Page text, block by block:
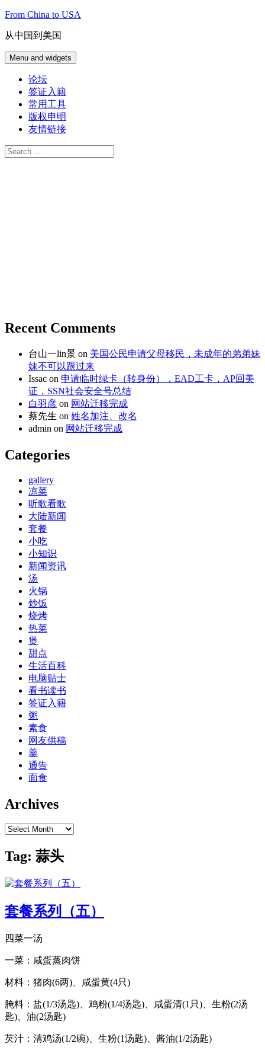
Skip
content
From China to USA
从中国到美国
Menu and widgets
论坛
签证入籍
常用工具
版权申明
友情链接
Search
for:
Recent Comments
台山一lin景 on 美国公民申请父母移民，未成年的弟弟妹
妹不可以跟过来
Issac on 申请临时绿卡（转身份），EAD工卡，AP回美
证，SSN社会安全号总结
白羽彦 on 网站迁移完成
蔡先生 on 姓名加注、改名
admin on 网站迁移完成
Categories
gallery
凉菜
听歌看歌
大陆新闻
套餐
小吃
小知识
新闻资讯
汤
火锅
炒饭
烧烤
热菜
煲
甜点
生活百科
电脑贴士
看书读书
签证入籍
粥
素食
网友供稿
羹
通告
面食
Archives
Archives
Tag: 蒜头
套餐系列（五）
四菜一汤
一菜：咸蛋蒸肉饼
材料：猪肉(6两)、咸蛋黄(4只)
腌料：盐(1/3汤匙)、鸡粉(1/4汤匙)、咸蛋清(1只)、生粉(2汤
匙)、油(2汤匙)
芡汁：清鸡汤(1/2碗)、生粉(1汤匙)、酱油(1/2汤匙)